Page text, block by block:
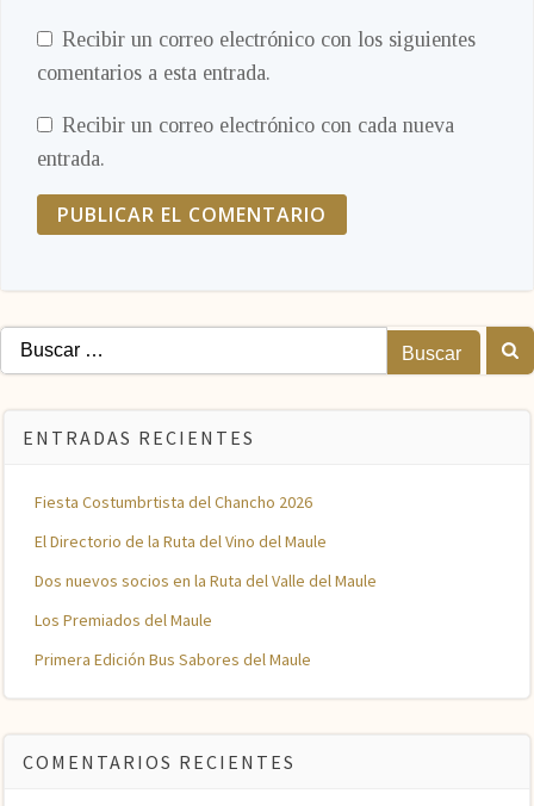
Recibir un correo electrónico con los siguientes
comentarios a esta entrada.
Recibir un correo electrónico con cada nueva
entrada.
Buscar:
ENTRADAS RECIENTES
Fiesta Costumbrtista del Chancho 2026
El Directorio de la Ruta del Vino del Maule
Dos nuevos socios en la Ruta del Valle del Maule
Los Premiados del Maule
Primera Edición Bus Sabores del Maule
COMENTARIOS RECIENTES